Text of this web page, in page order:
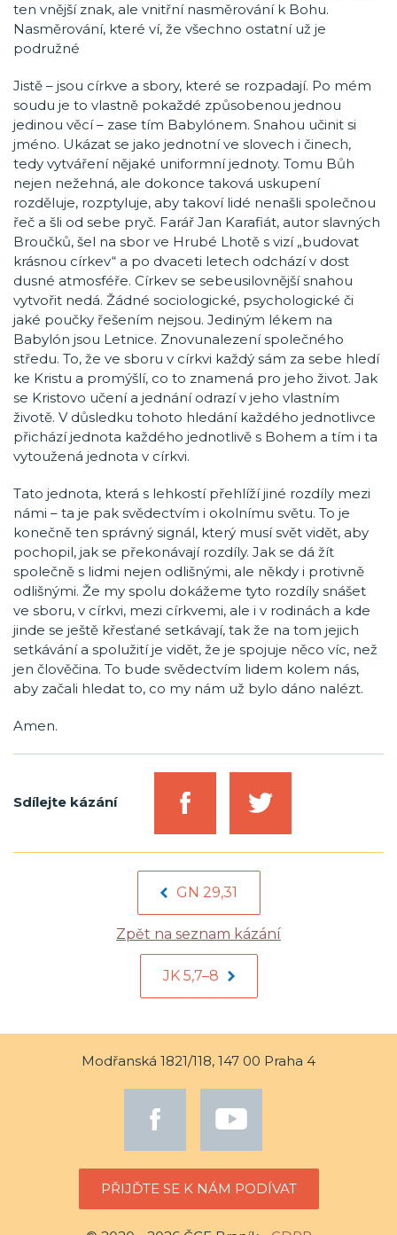
ten vnější znak, ale vnitřní nasměrování k Bohu.
Nasměrování, které ví, že všechno ostatní už je
podružné
Jistě – jsou církve a sbory, které se rozpadají. Po mém
soudu je to vlastně pokaždé způsobenou jednou
jedinou věcí – zase tím Babylónem. Snahou učinit si
jméno. Ukázat se jako jednotní ve slovech i činech,
tedy vytváření nějaké uniformní jednoty. Tomu Bůh
nejen nežehná, ale dokonce taková uskupení
rozděluje, rozptyluje, aby takoví lidé nenašli společnou
řeč a šli od sebe pryč. Farář Jan Karafiát, autor slavných
Broučků, šel na sbor ve Hrubé Lhotě s vizí „budovat
krásnou církev“ a po dvaceti letech odchází v dost
dusné atmosféře. Církev se sebeusilovnější snahou
vytvořit nedá. Žádné sociologické, psychologické či
jaké poučky řešením nejsou. Jediným lékem na
Babylón jsou Letnice. Znovunalezení společného
středu. To, že ve sboru v církvi každý sám za sebe hledí
ke Kristu a promýšlí, co to znamená pro jeho život. Jak
se Kristovo učení a jednání odrazí v jeho vlastním
životě. V důsledku tohoto hledání každého jednotlivce
přichází jednota každého jednotlivě s Bohem a tím i ta
vytoužená jednota v církvi.
Tato jednota, která s lehkostí přehlíží jiné rozdíly mezi
námi – ta je pak svědectvím i okolnímu světu. To je
konečně ten správný signál, který musí svět vidět, aby
pochopil, jak se překonávají rozdíly. Jak se dá žít
společně s lidmi nejen odlišnými, ale někdy i protivně
odlišnými. Že my spolu dokážeme tyto rozdíly snášet
ve sboru, v církvi, mezi církvemi, ale i v rodinách a kde
jinde se ještě křesťané setkávají, tak že na tom jejich
setkávání a spolužití je vidět, že je spojuje něco víc, než
jen člověčina. To bude svědectvím lidem kolem nás,
aby začali hledat to, co my nám už bylo dáno nalézt.
Amen.
Sdílejte kázání
GN 29,31
Zpět na seznam kázání
JK 5,7–8
Modřanská 1821/118, 147 00 Praha 4
PŘIJĎTE SE K NÁM PODÍVAT